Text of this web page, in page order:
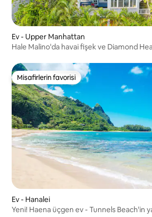
Ev - Upper Manhattan
Hale Malino'da havai fişek ve Diamond
Misafirlerin favorisi
Misafirlerin favorisi
Ev - Hanalei
Yeni! Haena üçgen ev - Tunnels Beach'in